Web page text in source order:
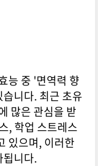
능 중 '면역력 향
니다. 최근 초유
많은 관심을 받
, 학업 스트레스
있으며, 이러한
됩니다.